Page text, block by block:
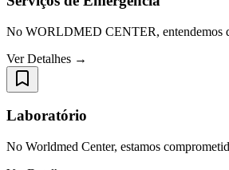
No WORLDMED CENTER, entendemos
Ver Detalhes →
Laboratório
No Worldmed Center, estamos